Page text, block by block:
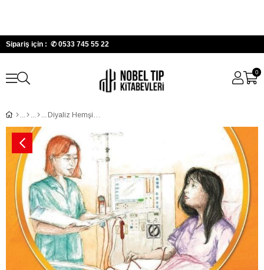
Sipariş için : ✆ 0533 745 55 22
0
Diyaliz Hemşireliği: Multidisipliner Yaklaşım